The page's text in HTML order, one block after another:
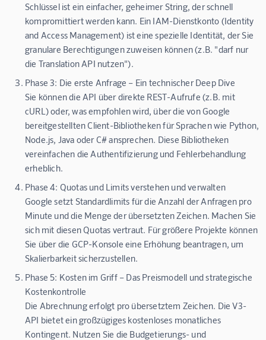
Schlüssel ist ein einfacher, geheimer String, der schnell
kompromittiert werden kann. Ein IAM-Dienstkonto (Identity
and Access Management) ist eine spezielle Identität, der Sie
granulare Berechtigungen zuweisen können (z.B. "darf nur
die Translation API nutzen").
Phase 3: Die erste Anfrage – Ein technischer Deep Dive
Sie können die API über direkte REST-Aufrufe (z.B. mit
cURL) oder, was empfohlen wird, über die von Google
bereitgestellten Client-Bibliotheken für Sprachen wie Python,
Node.js, Java oder C# ansprechen. Diese Bibliotheken
vereinfachen die Authentifizierung und Fehlerbehandlung
erheblich.
Phase 4: Quotas und Limits verstehen und verwalten
Google setzt Standardlimits für die Anzahl der Anfragen pro
Minute und die Menge der übersetzten Zeichen. Machen Sie
sich mit diesen Quotas vertraut. Für größere Projekte können
Sie über die GCP-Konsole eine Erhöhung beantragen, um
Skalierbarkeit sicherzustellen.
Phase 5: Kosten im Griff – Das Preismodell und strategische
Kostenkontrolle
Die Abrechnung erfolgt pro übersetztem Zeichen. Die V3-
API bietet ein großzügiges kostenloses monatliches
Kontingent. Nutzen Sie die Budgetierungs- und